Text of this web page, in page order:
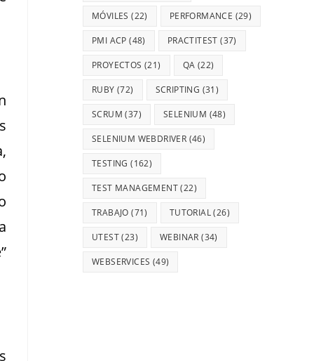
MÓVILES (22) PERFORMANCE (29)
PMI ACP (48) PRACTITEST (37)
PROYECTOS (21) QA (22)
RUBY (72) SCRIPTING (31)
SCRUM (37) SELENIUM (48)
SELENIUM WEBDRIVER (46)
TESTING (162)
TEST MANAGEMENT(22)
TRABAJO (71) TUTORIAL(26)
UTEST(23) WEBINAR (34)
WEBSERVICES (49)